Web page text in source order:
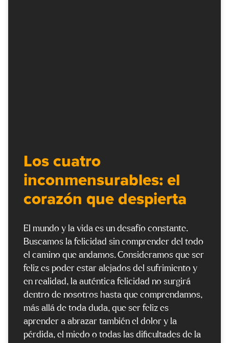
Los cuatro
inconmensurables: el
corazón que despierta
El mundo y la vida es un desafío constante.
Buscamos la felicidad sin comprender del todo
el camino que andamos. Consideramos que ser
feliz es poder estar alejados del sufrimiento y
en realidad, la auténtica felicidad no surgirá
dentro de nosotros hasta que comprendamos,
más allá de toda duda, que ser feliz es
aprender a abrazar también el dolor y la
pérdida, el miedo o todas las dificultades de la